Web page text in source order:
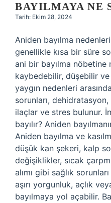
BAYILMAYA NE
Tarih: Ekim 28, 2024
Aniden bayılma
genellikle kısa bir süre
ani bir bayılma nöbetine
kaybedebilir, düşebilir
yaygın nedenleri
sorunları,
ilaçlar ve stres bulunur.
bayılır? Aniden
Aniden bayılma ve
düşük kan şekeri, kalp
değişiklikler, sıcak
alımı gibi sağlık
aşırı yorgunluk, açlık
bayılmaya yol açabilir.